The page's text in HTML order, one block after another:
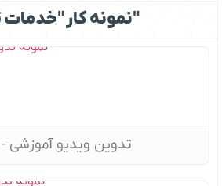
نمونه کار "خدمات تدوین"
تدوین ویدیو آموزشی -